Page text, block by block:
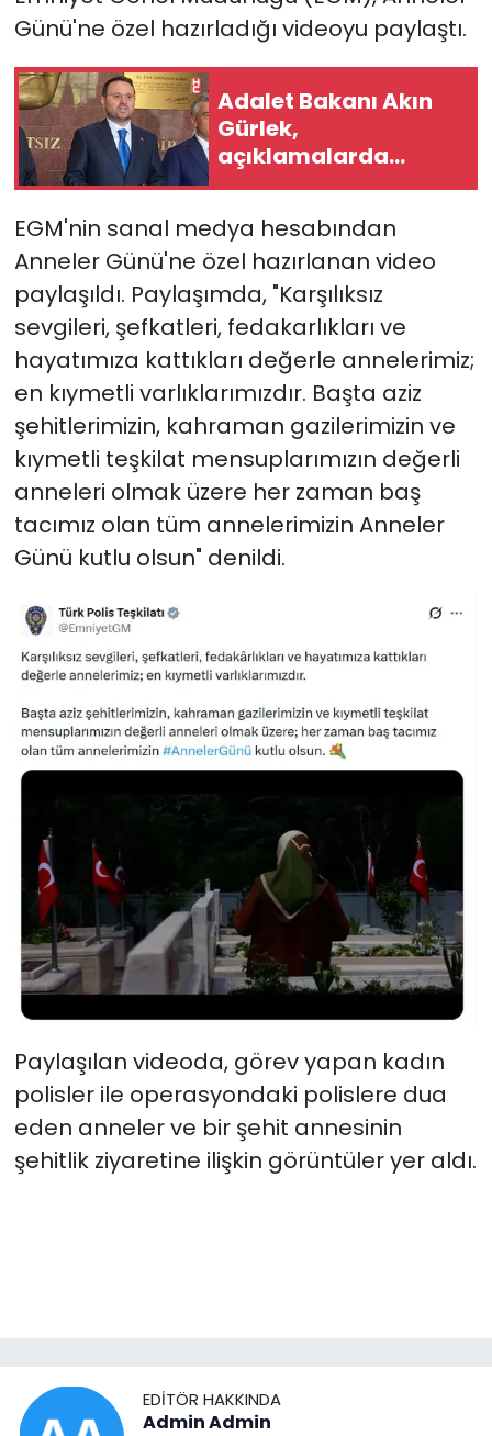
Günü'ne özel hazırladığı videoyu paylaştı.
Adalet Bakanı Akın
Gürlek,
açıklamalarda
bulundu
EGM'nin sanal medya hesabından
Anneler Günü'ne özel hazırlanan video
paylaşıldı. Paylaşımda, "Karşılıksız
sevgileri, şefkatleri, fedakarlıkları ve
hayatımıza kattıkları değerle annelerimiz;
en kıymetli varlıklarımızdır. Başta aziz
şehitlerimizin, kahraman gazilerimizin ve
kıymetli teşkilat mensuplarımızın değerli
anneleri olmak üzere her zaman baş
tacımız olan tüm annelerimizin Anneler
Günü kutlu olsun" denildi.
Paylaşılan videoda, görev yapan kadın
polisler ile operasyondaki polislere dua
eden anneler ve bir şehit annesinin
şehitlik ziyaretine ilişkin görüntüler yer aldı.
EDITÖR HAKKINDA
Admin Admin